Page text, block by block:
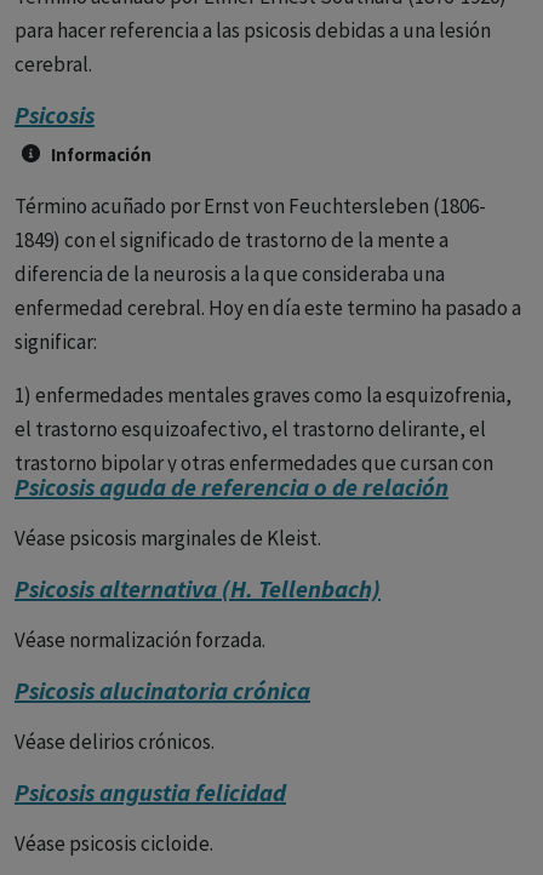
para hacer referencia a las psicosis debidas a una lesión
cerebral.
Psicosis
Información
Término acuñado por Ernst von Feuchtersleben (1806-
1849) con el significado de trastorno de la mente a
diferencia de la neurosis a la que consideraba una
enfermedad cerebral. Hoy en día este termino ha pasado a
significar:
1) enfermedades mentales graves como la esquizofrenia,
el trastorno esquizoafectivo, el trastorno delirante, el
trastorno bipolar y otras enfermedades que cursan con
síntomas psicóticos, y
2) en un sentido más restringido psicosis es sinónimo de
esquizofrenia.
La psicosis es un trastorno mental caracterizado por una
experimentan psicosis pueden tener alucinaciones,
delirios, pensamiento desorganizado y dificultades
síntoma de varias condiciones de salud mental, incluyendo
Psicosis aguda de referencia o de relación
Véase psicosis marginales de Kleist.
Psicosis alternativa (H. Tellenbach)
Véase normalización forzada.
Psicosis alucinatoria crónica
Véase delirios crónicos.
Psicosis angustia felicidad
Véase psicosis cicloide.